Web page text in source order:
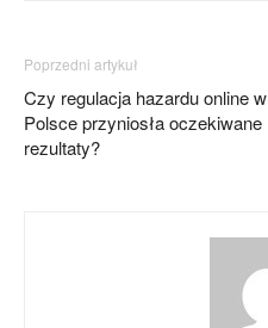
Poprzedni artykuł
Czy regulacja hazardu online w
Polsce przyniosła oczekiwane
rezultaty?